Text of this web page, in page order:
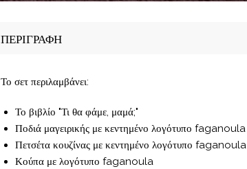
ΠΕΡΙΓΡΑΦΗ
Το σετ περιλαμβάνει:
Το βιβλίο "Τι θα φάμε, μαμά;"
Ποδιά μαγειρικής με κεντημένο λογότυπο faganoula
Πετσέτα κουζίνας με κεντημένο λογότυπο faganoula
Κούπα με λογότυπο faganoula